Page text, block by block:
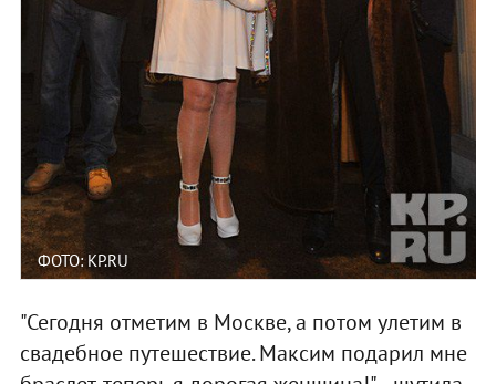
ФОТО: KP.RU
"Сегодня отметим в Москве, а потом улетим в
свадебное путешествие. Максим подарил мне